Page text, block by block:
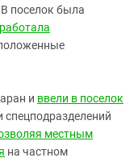
поселок была
и ввели в поселок
спецподразделений
местным
на частном